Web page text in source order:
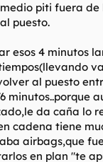
piti fuera de
puesto.
esos 4 minutos
al puesto
minutos..porque
da caña lo
cadena tiene
airbags,que
en plan "te